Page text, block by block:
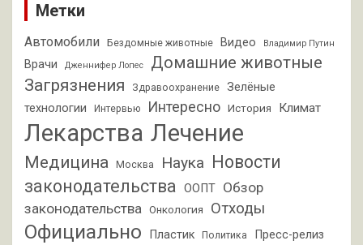
Метки
Автомобили Бездомные животные Видео Владимир Путин
Врачи Дженнифер Лопес
Домашние животные
Загрязнения
Здравоохранение
Зелёные
технологии
Интервью Интересно История Климат
Лекарства Лечение
Медицина Москва Наука
Новости
законодательства ООПТ Обзор
законодательства Онкология Отходы
Официально Пластик Политика Пресс-релиз